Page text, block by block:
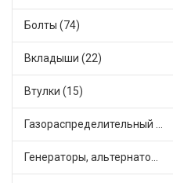
Болты (74)
Вкладыши (22)
Втулки (15)
Газораспределительный механизм (2)
Генераторы, альтернаторы и комплектующие (28)